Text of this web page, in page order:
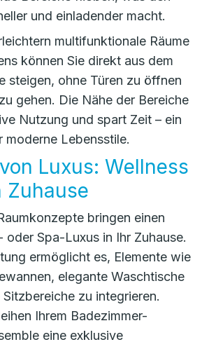
und einladender macht.
multifunktionale Räume
können Sie direkt aus dem
steigen, ohne Türen zu öffnen
gehen. Die Nähe der Bereiche
Nutzung und spart Zeit – ein
moderne Lebensstile.
Luxus: Wellness
Zuhause
bringen einen
Spa-Luxus in Ihr Zuhause.
ermöglicht es, Elemente wie
elegante Waschtische
zu integrieren.
Ihrem Badezimmer-
eine exklusive